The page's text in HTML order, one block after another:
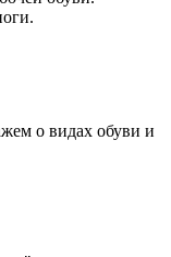
о видах обуви и